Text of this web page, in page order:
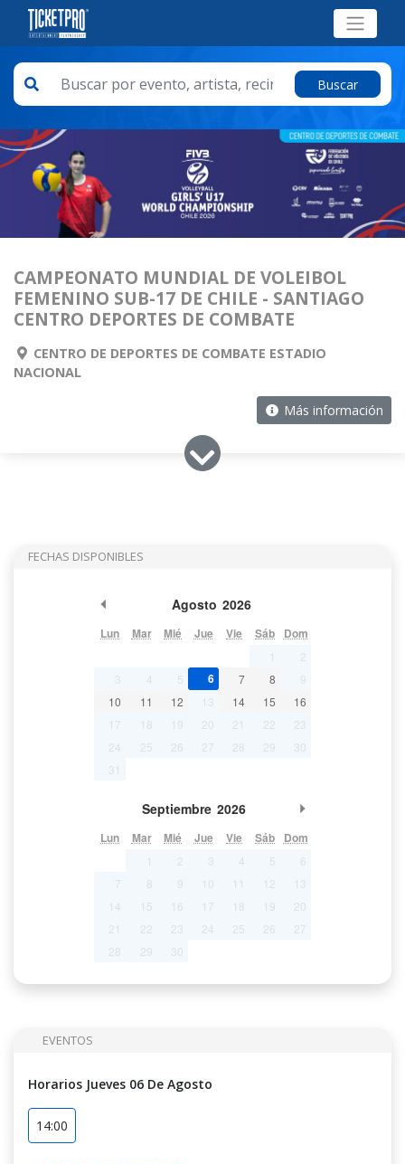
Buscar
CAMPEONATO MUNDIAL DE VOLEIBOL
FEMENINO SUB-17 DE CHILE - SANTIAGO
CENTRO DEPORTES DE COMBATE
CENTRO DE DEPORTES DE COMBATE ESTADIO
NACIONAL
Más información
FECHAS DISPONIBLES
Agosto 2026
Mes Anterior
Lun Mar Mié Jue Vie Sáb Dom
1
2
3
4 5 6 7 8
9
10
11 12 13 14 15
16
17
18 19 20 21 22
23
24
25 26 27 28 29
30
31
Septiembre 2026
Lun Mar Mié Jue Vie Sáb Dom
1 2 3 4 5
6
7
8 9 10 11 12
13
14
15 16 17 18 19
20
21
22 23 24 25 26
27
28
29 30
EVENTOS
Horarios Jueves 06 De Agosto
14:00